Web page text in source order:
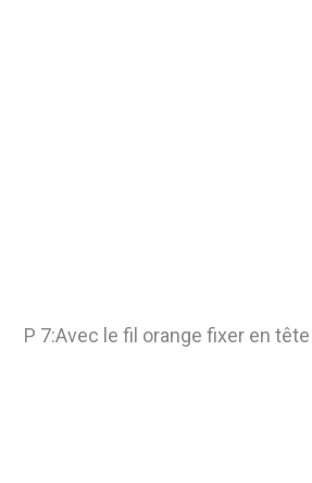
P 7:Avec le fil orange fixer en